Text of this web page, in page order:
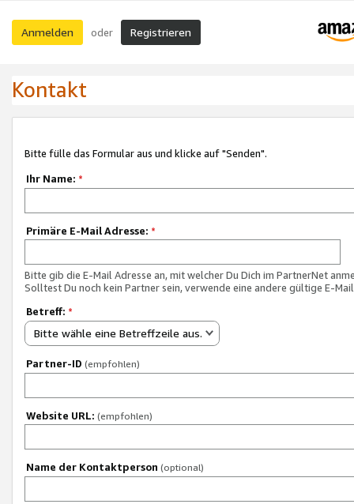
Anmelden oder Registrieren
Kontakt
Bitte fülle das Formular aus und klicke auf "Senden".
Ihr Name: *
Primäre E-Mail Adresse: *
Bitte gib die E-Mail Adresse an, mit welcher Du Dich im PartnerNet
Solltest Du noch kein Partner sein, verwende eine andere gültige E-
Betreff: *
Bitte wähle eine Betreffzeile aus.
Partner-ID (empfohlen)
Website URL: (empfohlen)
Name der Kontaktperson (optional)